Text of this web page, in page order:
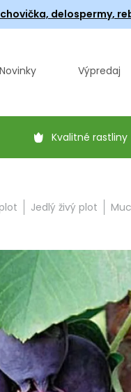
delospermy,
Novinky Výpredaj
Kvalitné rastliny
Jedlý živý plot